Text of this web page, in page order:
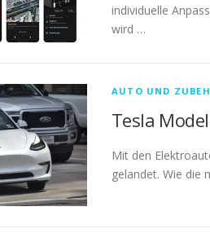
individuelle
wird …
AUTO UND
Tesla
Mit den
gelandet. Wie die